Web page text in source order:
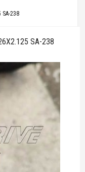
238
SA-238